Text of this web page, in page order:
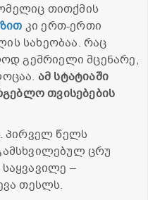
თითქმის
კი ერთ-ერთი
სახეობაა. რაც
გემრიელი მცენარე,
ამ სტატიაში
თვისებების
პირველ წელს
ცრუ
–
თესლს.